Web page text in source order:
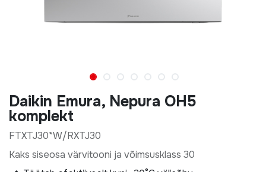
Daikin Emura, Nepura OH5
komplekt
FTXTJ30*W/RXTJ30
Kaks siseosa värvitooni ja võimsusklass 30